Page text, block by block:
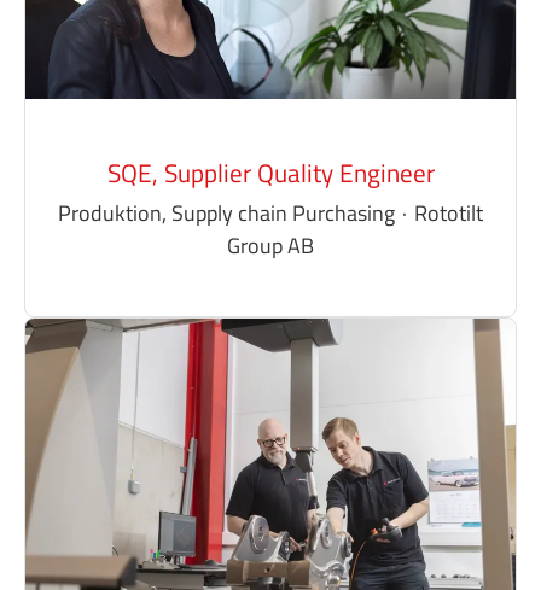
SQE, Supplier Quality Engineer
Produktion, Supply chain Purchasing · Rototilt
Group AB